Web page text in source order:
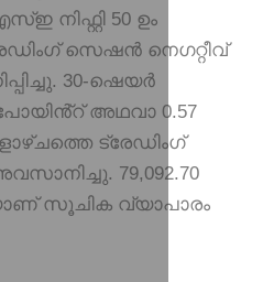
50 ഉം
സെഷൻ നെഗറ്റീവ്
30-ഷെയർ
അഥവാ 0.57
ട്രേഡിംഗ്
79,092.70
സൂചിക വ്യാപാരം